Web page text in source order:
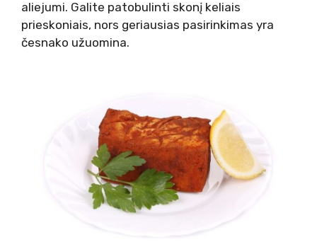
aliejumi. Galite patobulinti skonį keliais
prieskoniais, nors geriausias pasirinkimas yra
česnako užuomina.